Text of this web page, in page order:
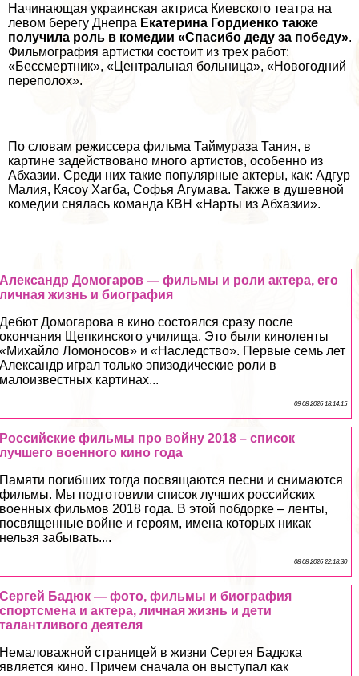
Начинающая украинская актриса Киевского театра на
левом берегу Днепра Екатерина Гордиенко также
получила роль в комедии «Спасибо деду за победу».
Фильмография артистки состоит из трех работ:
«Бесcмepтник», «Центральная больница», «Новогодний
переполох».
По словам режиссера фильма Таймураза Тания, в
картине задействовано много артистов, особенно из
Абхазии. Среди них такие популярные актеры, как: Адгур
Малия, Кясоу Хагба, Софья Агумава. Также в душевной
комедии снялась комaнда КВН «Нарты из Абхазии».
Александр Домогаров — фильмы и роли актера, его
личная жизнь и биография
Дебют Домогарова в кино состоялся сразу после
окончания Щепкинского училища. Это были киноленты
«Михайло Ломоносов» и «Наследство». Первые семь лет
Александр играл только эпизодические роли в
малоизвестных картинах...
09 08 2026 18:14:15
Российские фильмы про войну 2018 – список
лучшего военного кино года
Памяти погибших тогда посвящаются песни и снимаются
фильмы. Мы подготовили список лучших российских
военных фильмов 2018 года. В этой побдорке – ленты,
посвященные войне и героям, имена которых никак
нельзя забывать....
08 08 2026 22:18:30
Сергeй Бадюк — фото, фильмы и биография
спортсмена и актера, личная жизнь и дети
талантливого деятеля
Немаловажной страницей в жизни Сергея Бадюка
является кино. Причем сначала он выступал как